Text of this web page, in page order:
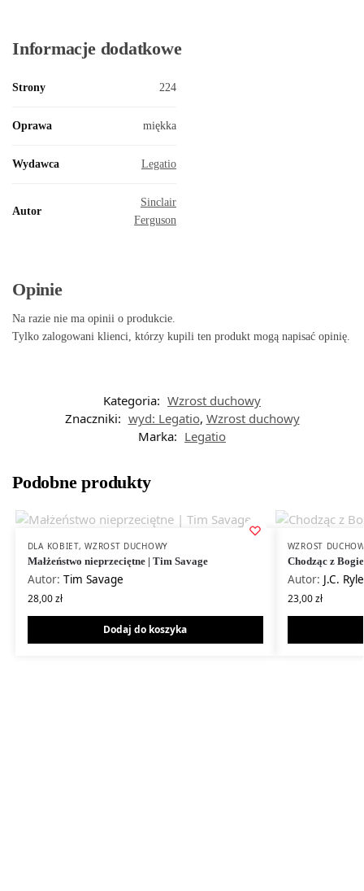
Informacje dodatkowe
Strony 224
Oprawa miękka
Wydawca Legatio
Autor
Sinclair
Ferguson
Opinie
Na razie nie ma opinii o produkcie.
Tylko zalogowani klienci, którzy kupili ten produkt mogą napisać opinię.
Kategoria: Wzrost duchowy
Znaczniki: wyd: Legatio, Wzrost duchowy
Marka: Legatio
Podobne produkty
DLA KOBIET,WZROST DUCHOWY
Małżeństwo nieprzeciętne | Tim Savage
Autor: Tim Savage
28,00zł
Dodaj do koszyka
WZROST
Chodząc z
Autor: J.C. Ryle
23,00zł